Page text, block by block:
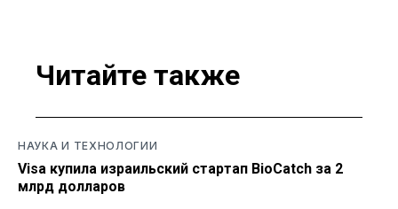
Читайте также
НАУКА И ТЕХНОЛОГИИ
Visa купила израильский стартап BioCatch за 2
млрд долларов